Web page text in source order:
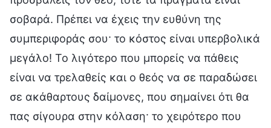
σοβαρά. Πρέπει να έχεις την ευθύνη της
συμπεριφοράς σου· το κόστος είναι υπερβολικά
μεγάλο! Το λιγότερο που μπορείς να πάθεις
είναι να τρελαθείς και ο θεός να σε παραδώσει
σε ακάθαρτους δαίμονες, που σημαίνει ότι θα
πας σίγουρα στην κόλαση· το χειρότερο που